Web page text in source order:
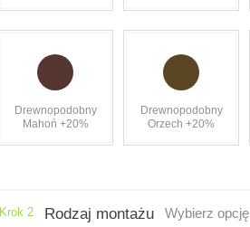
Drewnopodobny
Mahoń +20%
Drewnopodobny
Orzech +20%
Krok 2 Rodzaj montażu Wybierz opcję